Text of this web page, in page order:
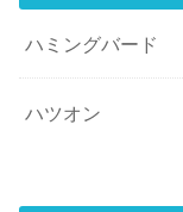
ハミングバード
ハツオン